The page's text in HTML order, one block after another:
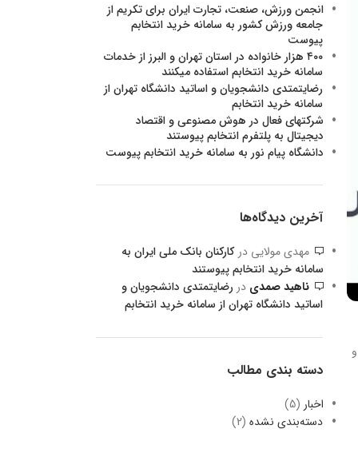
انجمن ورزش، صنعت، تجارت ایران برای تکریم از
جامعه ورزش کشور به سامانه خرید انتخابم
پیوست
۴۰۰ هزار خانواده در استان تهران و البرز از خدمات
سامانه خرید انتخابم استفاده میکنند
رضایتمتدی دانشجویان و اساتید دانشگاه تهران از
سامانه خرید انتخابم
شرکتهای فعال در هوش مصنوعی و اقتصاد
دیجیتال به پلتفرم انتخابم پیوستند
دانشگاه پیام نور به سامانه خرید انتخابم پیوست
آخرین دیدگاه‌ها
مهدی مولایی در کارکنان بانک ملی ایران به
سامانه خرید انتخابم پیوستند
ناهید صمدی در رضایتمتدی دانشجویان و
اساتید دانشگاه تهران از سامانه خرید انتخابم
دسته بندی مطالب
اخبار (5)
دسته‌بندی نشده(2)